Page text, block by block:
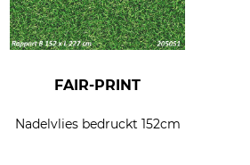
FAIR-PRINT
Nadelvlies bedruckt 152cm